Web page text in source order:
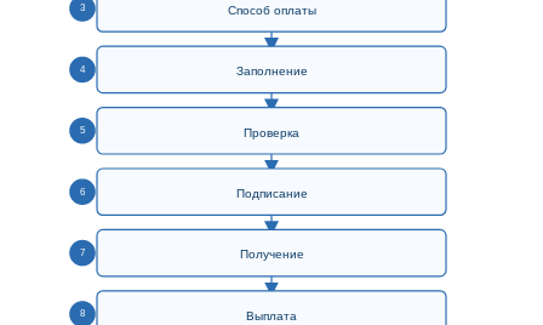
Способ оплаты
3
Заполнение
4
Проверка
5
Подписание
6
Получение
7
Выплата
8